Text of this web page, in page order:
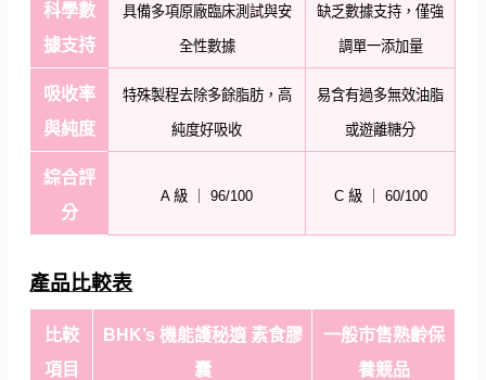
科學數
據支持
具備多項原廠臨床測試與安
全性數據
缺乏數據支持，僅強
調單一添加量
吸收率
與純度
特殊製程去除多餘脂肪，高
純度好吸收
易含有過多無效油脂
或遊離糖分
綜合評
分
A 級 ｜ 96/100 C 級 ｜ 60/100
產品比較表
比較
項目
BHK’s 機能護秘適 素食膠
囊
一般市售熟齡保
養競品